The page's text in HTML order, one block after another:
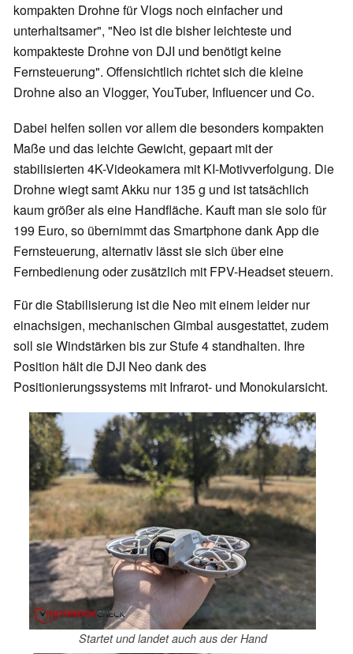
kompakten Drohne für Vlogs noch einfacher und
unterhaltsamer", "Neo ist die bisher leichteste und
kompakteste Drohne von DJI und benötigt keine
Fernsteuerung". Offensichtlich richtet sich die kleine
Drohne also an Vlogger, YouTuber, Influencer und Co.
Dabei helfen sollen vor allem die besonders kompakten
Maße und das leichte Gewicht, gepaart mit der
stabilisierten 4K-Videokamera mit KI-Motivverfolgung. Die
Drohne wiegt samt Akku nur 135 g und ist tatsächlich
kaum größer als eine Handfläche. Kauft man sie solo für
199 Euro, so übernimmt das Smartphone dank App die
Fernsteuerung, alternativ lässt sie sich über eine
Fernbedienung oder zusätzlich mit FPV-Headset steuern.
Für die Stabilisierung ist die Neo mit einem leider nur
einachsigen, mechanischen Gimbal ausgestattet, zudem
soll sie Windstärken bis zur Stufe 4 standhalten. Ihre
Position hält die DJI Neo dank des
Positionierungssystems mit Infrarot- und Monokularsicht.
Startet und landet auch aus der Hand